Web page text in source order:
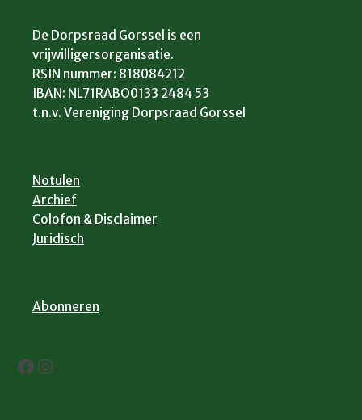
De Dorpsraad Gorssel is een
vrijwilligersorganisatie.
RSIN nummer: 818084212
IBAN: NL71RABO0133 2484 53
t.n.v. Vereniging Dorpsraad Gorssel
Notulen
Archief
Colofon & Disclaimer
Juridisch
Abonneren
Facebook
Instagram